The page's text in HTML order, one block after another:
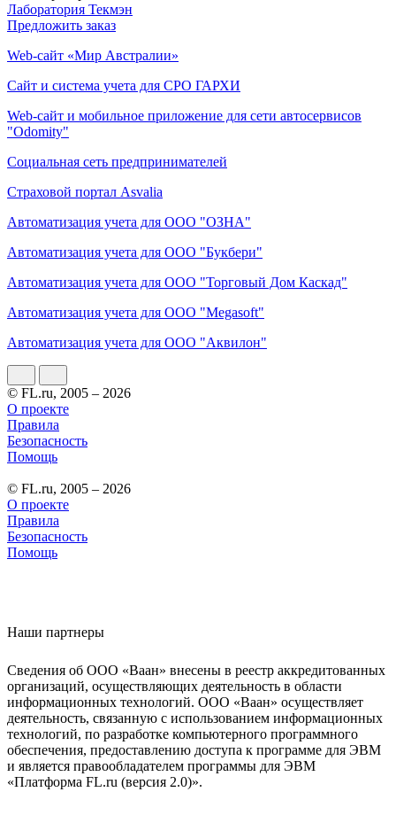
Лаборатория Текмэн
Предложить заказ
Web-сайт «Мир Австралии»
Сайт и система учета для СРО ГАРХИ
Web-сайт и мобильное приложение для сети автосервисов
"Odomity"
Социальная сеть предпринимателей
Страховой портал Asvalia
Автоматизация учета для ООО "ОЗНА"
Автоматизация учета для ООО "Букбери"
Автоматизация учета для ООО "Торговый Дом Каскад"
Автоматизация учета для ООО "Megasoft"
Автоматизация учета для ООО "Аквилон"
© FL.ru, 2005 – 2026
О проекте
Правила
Безопасность
Помощь
© FL.ru, 2005 – 2026
О проекте
Правила
Безопасность
Помощь
Наши партнеры
Сведения об ООО «Ваан» внесены в реестр аккредитованных
организаций, осуществляющих деятельность в области
информационных технологий. ООО «Ваан» осуществляет
деятельность, связанную с использованием информационных
технологий, по разработке компьютерного программного
обеспечения, предоставлению доступа к программе для ЭВМ
и является правообладателем программы для ЭВМ
«Платформа FL.ru (версия 2.0)».